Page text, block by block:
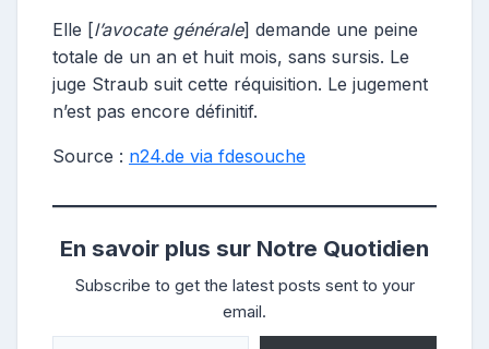
Elle [l’avocate générale] demande une peine
totale de un an et huit mois, sans sursis. Le
juge Straub suit cette réquisition. Le jugement
n’est pas encore définitif.
Source : n24.de via fdesouche
En savoir plus sur Notre Quotidien
Subscribe to get the latest posts sent to your
email.
Saisissez votre adresse e-mail…